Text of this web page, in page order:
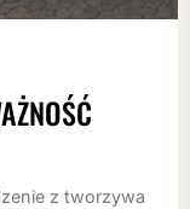
z tworzywa